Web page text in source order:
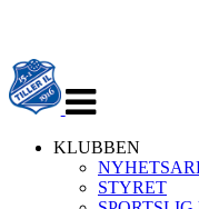
navigasjon
KLUBBEN
STYRET